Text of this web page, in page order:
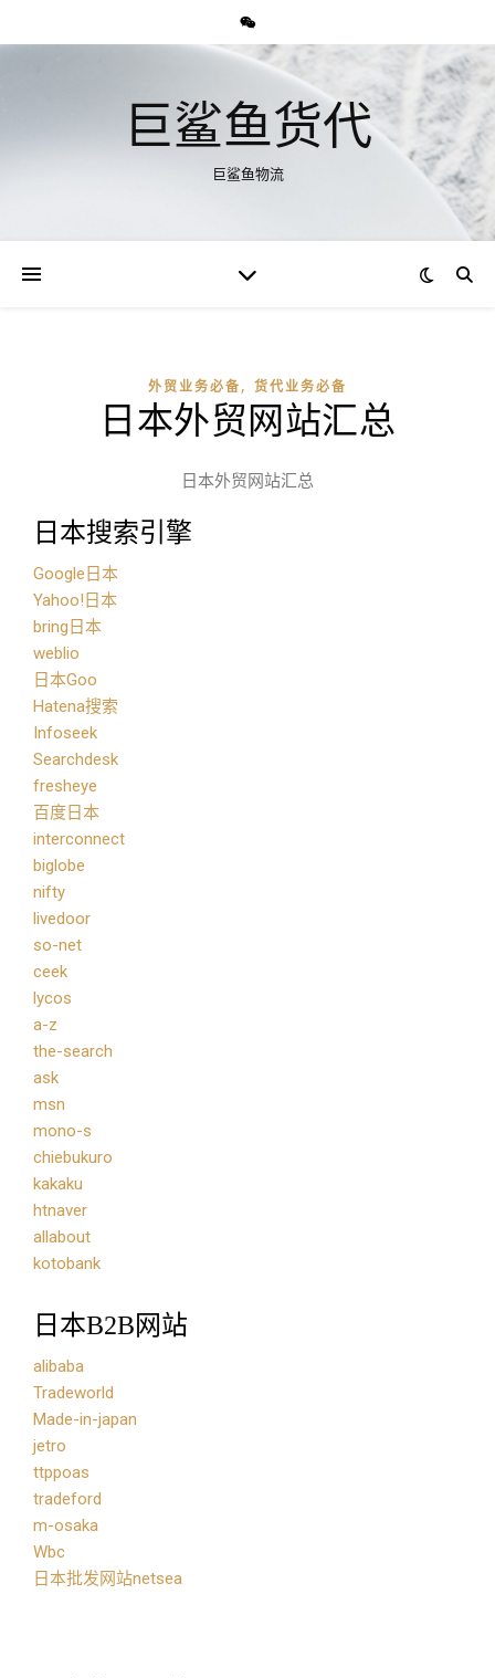
巨鲨鱼货代
巨鲨鱼物流
外贸业务必备, 货代业务必备
日本外贸网站汇总
日本外贸网站汇总
日本搜索引擎
Google日本
Yahoo!日本
bring日本
weblio
日本Goo
Hatena搜索
Infoseek
Searchdesk
fresheye
百度日本
interconnect
biglobe
nifty
livedoor
so-net
ceek
lycos
a-z
the-search
ask
msn
mono-s
chiebukuro
kakaku
htnaver
allabout
kotobank
日本B2B网站
alibaba
Tradeworld
Made-in-japan
jetro
ttppoas
tradeford
m-osaka
Wbc
日本批发网站netsea